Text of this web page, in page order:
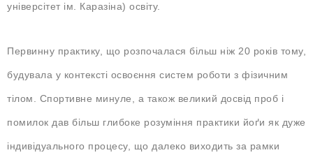
універсітет ім. Каразіна) освіту.
Первинну практику, що розпочалася більш ніж 20 років тому,
будувала у контексті освоєння систем роботи з фізичним
тілом. Спортивне минуле, а також великий досвід проб і
помилок дав більш глибоке розуміння практики йоґи як дуже
індивідуального процесу, що далеко виходить за рамки